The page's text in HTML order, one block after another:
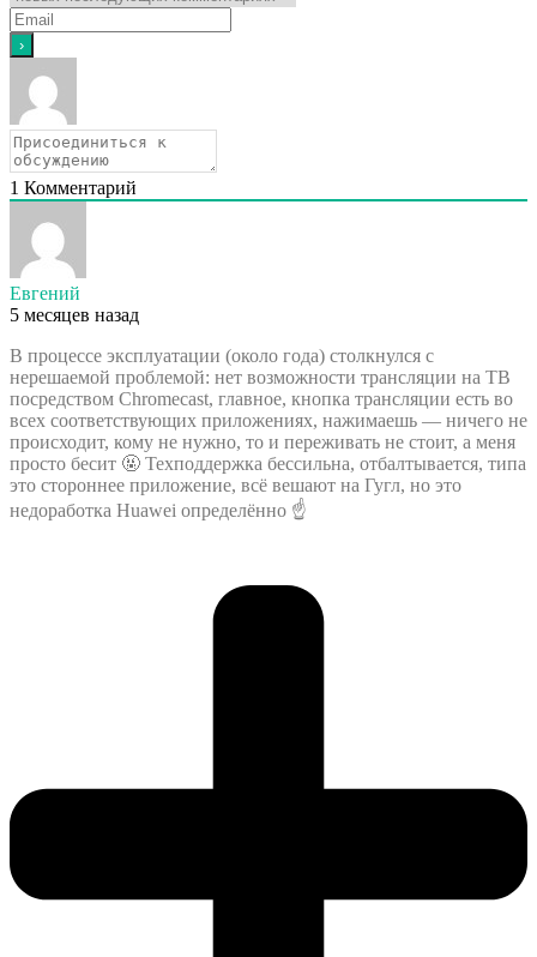
1 Комментарий
Евгений
5 месяцев назад
В процессе эксплуатации (около года) столкнулся с
нерешаемой проблемой: нет возможности трансляции на ТВ
посредством Chromecast, главное, кнопка трансляции есть во
всех соответствующих приложениях, нажимаешь — ничего не
происходит, кому не нужно, то и переживать не стоит, а меня
просто бесит 🤬 Техподдержка бессильна, отбалтывается, типа
это стороннее приложение, всё вешают на Гугл, но это
недоработка Huawei определённо ☝️